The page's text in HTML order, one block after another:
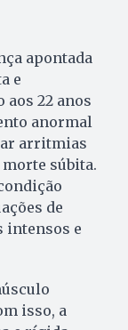
apontada
e
22 anos
anormal
arritmias
súbita.
de
intensos e
isso, a